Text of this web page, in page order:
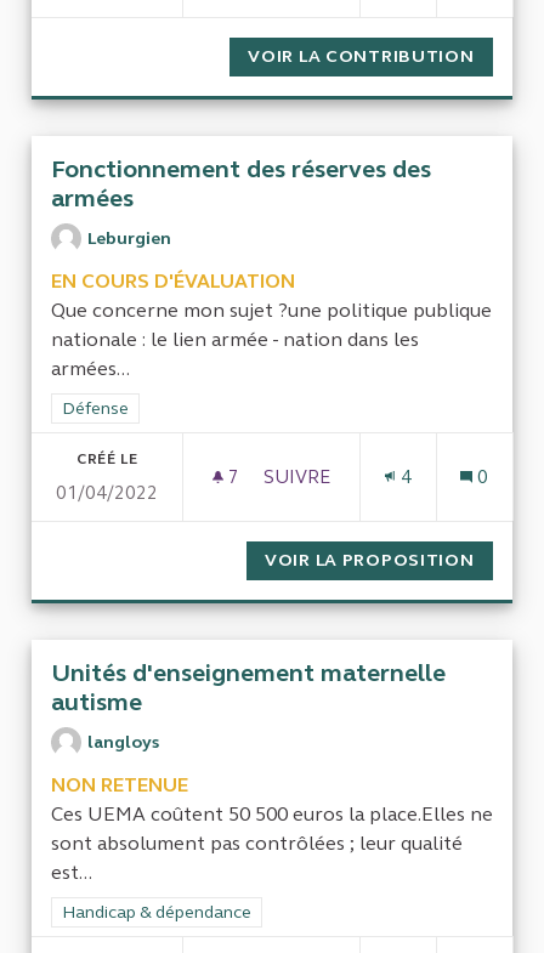
VOIR LA CONTRIBUTION
Fonctionnement des réserves des
armées
Leburgien
EN COURS D'ÉVALUATION
Que concerne mon sujet ?une politique publique
nationale : le lien armée - nation dans les
armées...
Filtrer les résultats de la catégorie : Défense
Défense
CRÉÉ LE
01/04/2022
7 7 ABONNÉS
SUIVRE
4 0
VOIR LA PROPOSITION
Unités d'enseignement maternelle
autisme
langloys
NON RETENUE
Ces UEMA coûtent 50 500 euros la place.Elles ne
sont absolument pas contrôlées ; leur qualité
est...
Filtrer les résultats de la catégorie : Handicap & dépendance
Handicap & dépendance